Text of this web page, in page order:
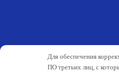
Для обеспечения
ПО третьих лиц, с